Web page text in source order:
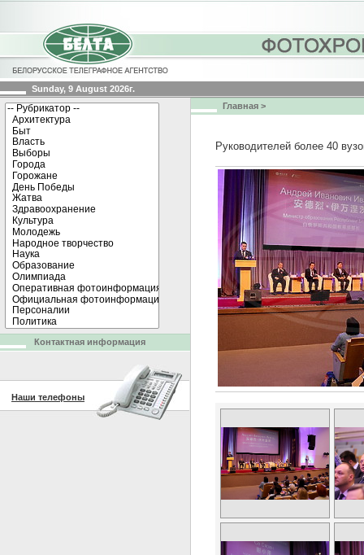
Sunday, 9 August 2026г.
Главная >
Руководителей более 40
Контактная информация
Наши телефоны